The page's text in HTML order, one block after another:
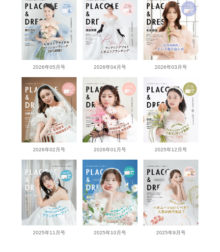
2026年05月号 2026年04月号 2026年03月号
2026年02月号 2026年01月号 2025年12月号
2025年11月号 2025年10月号 2025年9月号